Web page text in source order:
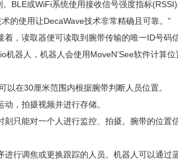
BLE或WiFi系统使用接收信号强度指标
的使用让DecaWave技术非常精确且可靠。”
，读取器便可读取到腕带传输的唯一ID号码
器人，机器人会使用MoveN’See软件计算位
在30厘米范围内根据腕带判断人员位置。
，拍摄视频并进行存储。
只能对一个人进行监控、拍摄。腕带的位置
行调焦或更换跟踪的人员。机器人可以通过